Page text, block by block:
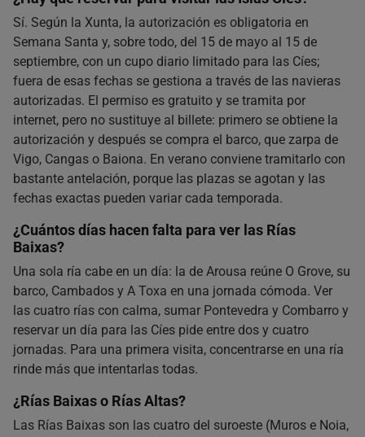
Sí. Según la Xunta, la autorización es obligatoria en
Semana Santa y, sobre todo, del 15 de mayo al 15 de
septiembre, con un cupo diario limitado para las Cíes;
fuera de esas fechas se gestiona a través de las navieras
autorizadas. El permiso es gratuito y se tramita por
internet, pero no sustituye al billete: primero se obtiene la
autorización y después se compra el barco, que zarpa de
Vigo, Cangas o Baiona. En verano conviene tramitarlo con
bastante antelación, porque las plazas se agotan y las
fechas exactas pueden variar cada temporada.
¿Cuántos días hacen falta para ver las Rías
Baixas?
Una sola ría cabe en un día: la de Arousa reúne O Grove, su
barco, Cambados y A Toxa en una jornada cómoda. Ver
las cuatro rías con calma, sumar Pontevedra y Combarro y
reservar un día para las Cíes pide entre dos y cuatro
jornadas. Para una primera visita, concentrarse en una ría
rinde más que intentarlas todas.
¿Rías Baixas o Rías Altas?
Las Rías Baixas son las cuatro del suroeste (Muros e Noia,